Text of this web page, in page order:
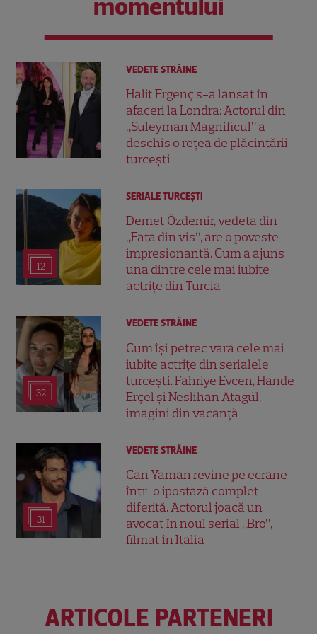
momentului
VEDETE STRĂINE
Halit Ergenç s-a lansat în
afaceri la Londra: Actorul din
„Suleyman Magnificul” a
deschis o rețea de plăcintării
turcești
12
SERIALE TURCEŞTI
Demet Özdemir, vedeta din
„Fata din vis”, are o poveste
impresionantă. Cum a ajuns
una dintre cele mai iubite
actrițe din Turcia
32
VEDETE STRĂINE
Cum își petrec vara cele mai
iubite actrițe din serialele
turcești. Fahriye Evcen, Hande
Erçel și Neslihan Atagül,
imagini din vacanță
31
VEDETE STRĂINE
Can Yaman revine pe ecrane
într-o ipostază complet
diferită. Actorul joacă un
avocat în noul serial „Bro”,
filmat în Italia
ARTICOLE PARTENERI